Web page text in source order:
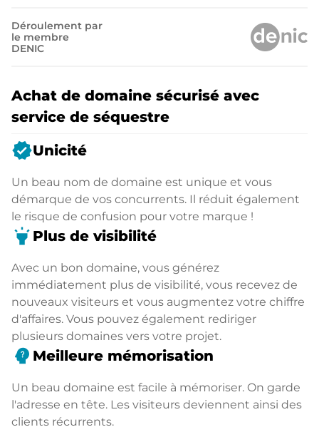
Déroulement par
le membre
DENIC
Achat de domaine sécurisé avec
service de séquestre
verifiedUnicité
Un beau nom de domaine est unique et vous
démarque de vos concurrents. Il réduit également
le risque de confusion pour votre marque !
highlight Plus de visibilité
Avec un bon domaine, vous générez
immédiatement plus de visibilité, vous recevez de
nouveaux visiteurs et vous augmentez votre chiffre
d'affaires. Vous pouvez également rediriger
plusieurs domaines vers votre projet.
psychology_alt Meilleure mémorisation
Un beau domaine est facile à mémoriser. On garde
l'adresse en tête. Les visiteurs deviennent ainsi des
clients récurrents.